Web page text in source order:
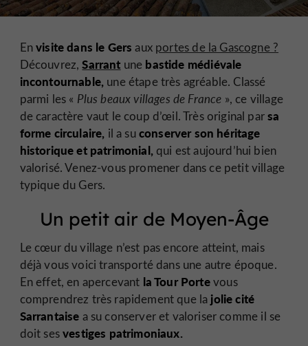
Envisite dans le Gers aux portes de la Gascogne ?
Découvrez,Sarrant une bastide médiévale
incontournable, une étape très agréable. Classé
parmi les « Plus beaux villages de France », ce village
de caractère vaut le coup d’œil. Très original parsa
forme circulaire, il a suconserver son héritage
historique et patrimonial,qui est aujourd’hui bien
valorisé. Venez-vous promener dans ce petit village
typique du Gers.
Un petit air de Moyen-Âge
Le cœur du village n’est pas encore atteint, mais
déjà vous voici transporté dans une autre époque.
En effet, en apercevant la Tour Portevous
comprendrez très rapidement que la jolie cité
Sarrantaise a su conserver et valoriser comme il se
doit sesvestiges patrimoniaux.